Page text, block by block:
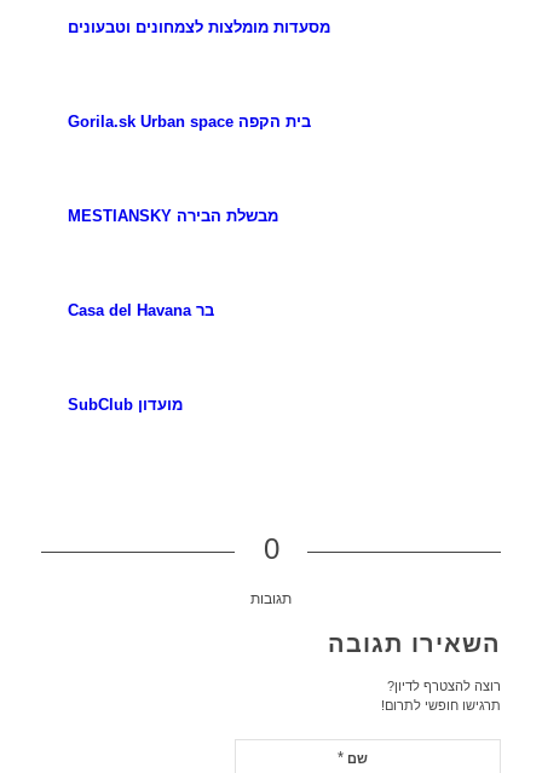
מסעדות מומלצות לצמחונים וטבעונים
בית הקפה Gorila.sk Urban space
מבשלת הבירה MESTIANSKY
בר Casa del Havana
מועדון SubClub
0
תגובות
השאירו תגובה
רוצה להצטרף לדיון?
תרגישו חופשי לתרום!
שם*